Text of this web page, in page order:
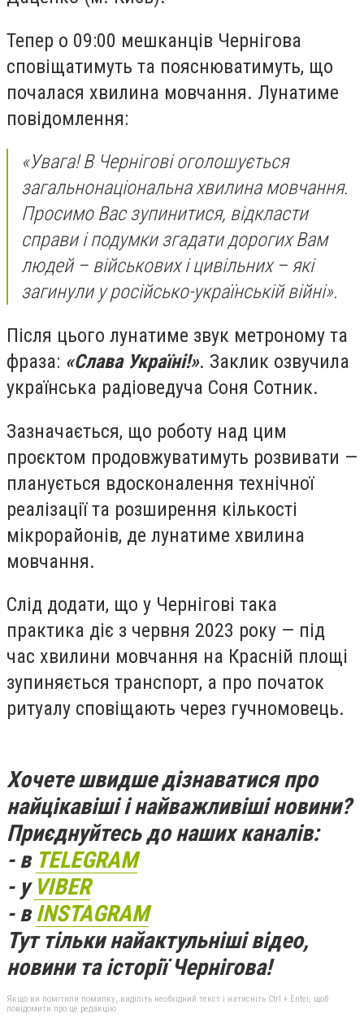
Тепер о 09:00 мешканців Чернігова
сповіщатимуть та пояснюватимуть, що
почалася хвилина мовчання. Лунатиме
повідомлення:
«Увага! В Чернігові оголошується
загальнонаціональна хвилина мовчання.
Просимо Вас зупинитися, відкласти
справи і подумки згадати дорогих Вам
людей – військових і цивільних – які
загинули у російсько-українській війні».
Після цього лунатиме звук метроному та
фраза: «Слава Україні!». Заклик озвучила
українська радіоведуча Соня Сотник.
Зазначається, що роботу над цим
проєктом продовжуватимуть розвивати —
планується вдосконалення технічної
реалізації та розширення кількості
мікрорайонів, де лунатиме хвилина
мовчання.
Слід додати, що у Чернігові така
практика діє з червня 2023 року — під
час хвилини мовчання на Красній площі
зупиняється транспорт, а про початок
ритуалу сповіщають через гучномовець.
Хочете швидше дізнаватися про
найцікавіші і найважливіші новини?
Приєднуйтесь до наших каналів:
- в TELEGRAM
- у VIBER
- вINSTAGRAM
Тут тільки найактульніші відео,
новини та історії Чернігова!
Якщо ви помітили помилку, виділіть необхідний текст і натисніть Ctrl + Enter, щоб
повідомити про це редакцію